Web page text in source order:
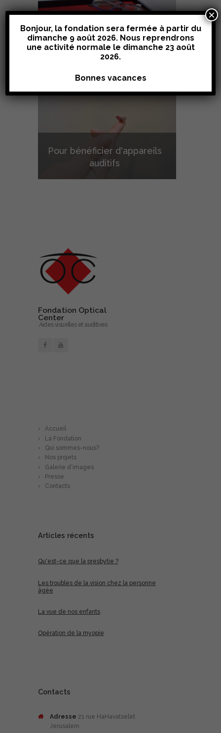
Pour bénéficier de lunettes
Pour bénéficier d'appareils
auditifs
Fondation Optical
Center
Aides visuelles et auditives
Accueil
La Fondation
Qui sommes-nous?
Nos projets
Galerie d’images
Presse
Contacts
Articles récents
Qu'est-ce que la presbytie ?
Les troubles de la vision chez la personne
âgée
La vue de nos enfants
Opération de la myopie
Contacts
Adresse 21 rue HaHavatselet
Jerusalem
Bonjour, la fondation sera fermée à partir du
dimanche 9 août 2026. Nous reprendrons
une activité normale le dimanche 23 août
2026.
Bonnes vacances
×